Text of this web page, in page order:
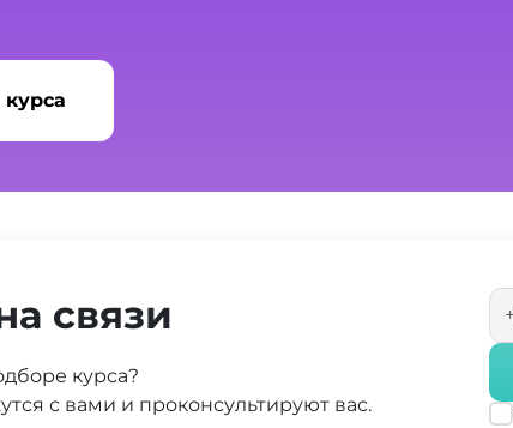
связи
курса?
с вами и проконсультируют вас.